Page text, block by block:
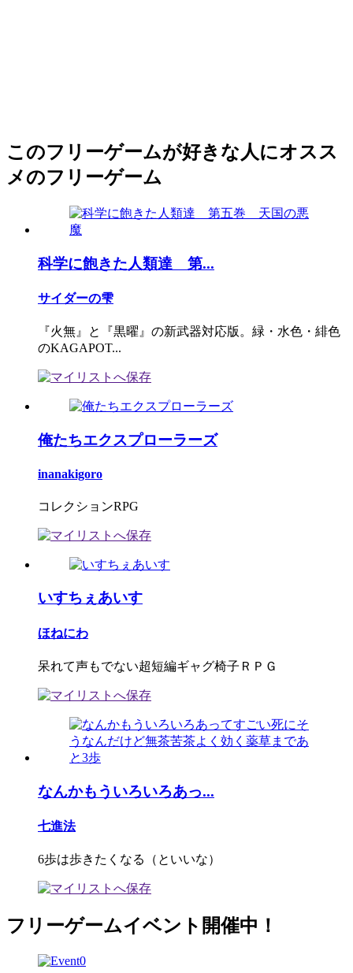
このフリーゲームが好きな人にオスス
メのフリーゲーム
科学に飽きた人類達 第...
サイダーの雫
『火無』と『黒曜』の新武器対応版。緑・水色・緋色
のKAGAPOT...
俺たちエクスプローラーズ
inanakigoro
コレクションRPG
いすちぇあいす
ほねにわ
呆れて声もでない超短編ギャグ椅子ＲＰＧ
なんかもういろいろあっ...
七進法
6歩は歩きたくなる（といいな）
フリーゲームイベント開催中！